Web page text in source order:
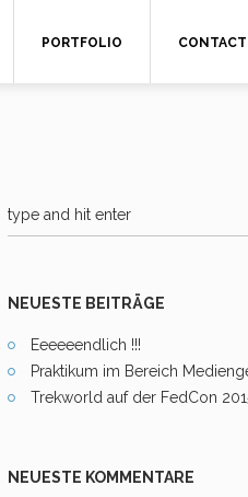
PORTFOLIO CONTACT
NEUESTE BEITRÄGE
Eeeeeendlich !!!
Praktikum im Bereich
Trekworld auf der FedCon
NEUESTE KOMMENTARE